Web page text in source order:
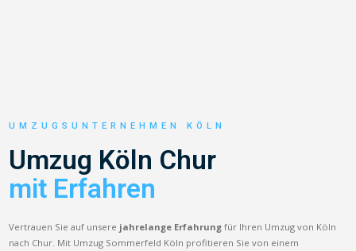
UMZUGSUNTERNEHMEN KÖLN
Umzug Köln Chur
mit Erfahren
Vertrauen Sie auf unsere jahrelange Erfahrung für Ihren Umzug von Köln
nach Chur. Mit Umzug Sommerfeld Köln profitieren Sie von einem